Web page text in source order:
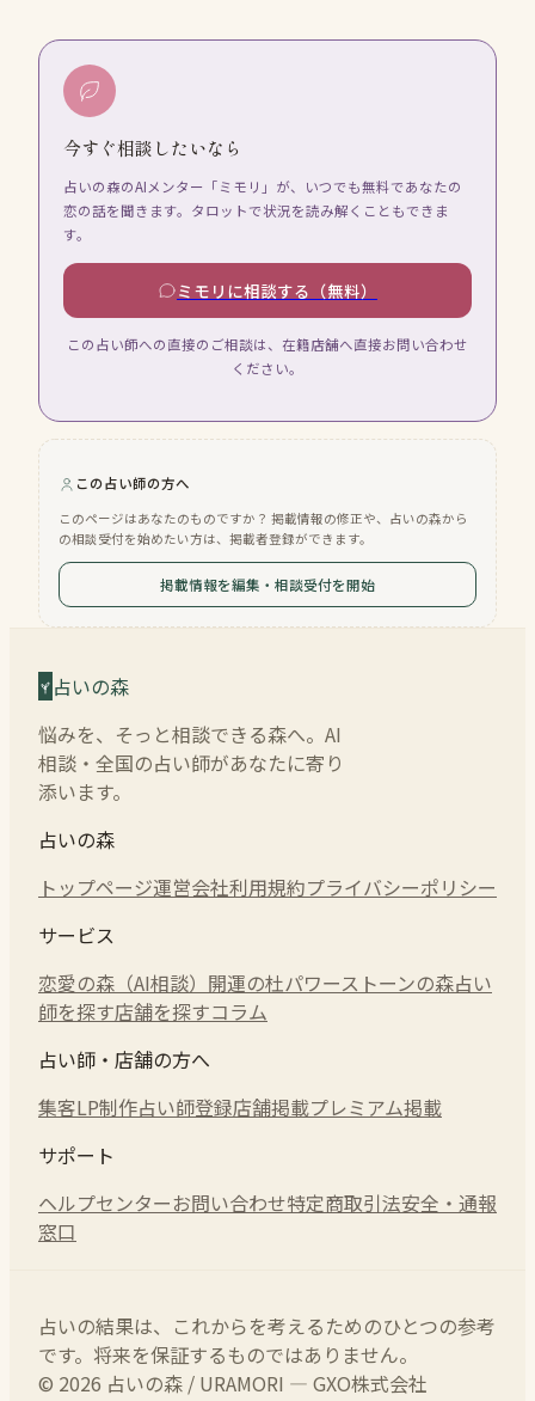
今すぐ相談したいなら
占いの森のAIメンター「ミモリ」が、いつでも無料であなたの
恋の話を聞きます。タロットで状況を読み解くこともできま
す。
ミモリに相談する（無料）
この占い師への直接のご相談は、在籍店舗へ直接お問い合わせ
ください。
この占い師の方へ
このページはあなたのものですか？ 掲載情報の修正や、占いの森から
の相談受付を始めたい方は、掲載者登録ができます。
掲載情報を編集・相談受付を開始
占いの森
悩みを、そっと相談できる森へ。AI
相談・全国の占い師があなたに寄り
添います。
占いの森
トップページ運営会社利用規約プライバシーポリシー
サービス
恋愛の森（AI相談） 開運の杜パワーストーンの森占い
師を探す店舗を探すコラム
占い師・店舗の方へ
集客LP制作占い師登録店舗掲載プレミアム掲載
サポート
ヘルプセンターお問い合わせ特定商取引法安全・通報
窓口
占いの結果は、これからを考えるためのひとつの参考
です。将来を保証するものではありません。
© 2026 占いの森 / URAMORI — GXO株式会社